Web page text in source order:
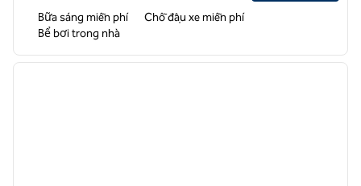
Bữa sáng miễn phí
Chỗ đậu xe miễn phí
Bể bơi trong nhà
1/12
ảnh